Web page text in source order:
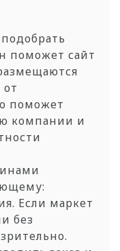
поможет сайт
поможет
компании и
Если маркет
без